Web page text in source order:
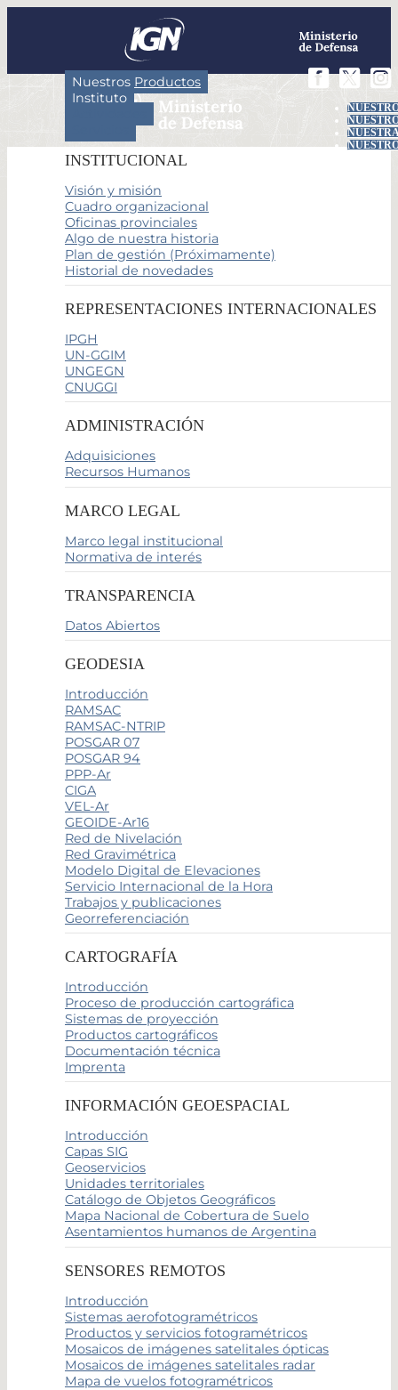
Nuestros Productos
Instituto
INSTITUCIONAL
Visión y misión
Cuadro organizacional
Oficinas provinciales
Algo de nuestra historia
Plan de gestión (Próximamente)
Historial de novedades
REPRESENTACIONES INTERNACIONALES
IPGH
UN-GGIM
UNGEGN
CNUGGI
ADMINISTRACIÓN
Adquisiciones
Recursos Humanos
MARCO LEGAL
Marco legal institucional
Normativa de interés
TRANSPARENCIA
Datos Abiertos
GEODESIA
Introducción
RAMSAC
RAMSAC-NTRIP
POSGAR 07
POSGAR 94
PPP-Ar
CIGA
VEL-Ar
GEOIDE-Ar16
Red de Nivelación
Red Gravimétrica
Modelo Digital de Elevaciones
Servicio Internacional de la Hora
Trabajos y publicaciones
Georreferenciación
CARTOGRAFÍA
Introducción
Proceso de producción cartográfica
Sistemas de proyección
Productos cartográficos
Documentación técnica
Imprenta
INFORMACIÓN GEOESPACIAL
Introducción
Capas SIG
Geoservicios
Unidades territoriales
Catálogo de Objetos Geográficos
Mapa Nacional de Cobertura de Suelo
Asentamientos humanos de Argentina
SENSORES REMOTOS
Introducción
Sistemas aerofotogramétricos
Productos y servicios fotogramétricos
Mosaicos de imágenes satelitales ópticas
Mosaicos de imágenes satelitales radar
Mapa de vuelos fotogramétricos